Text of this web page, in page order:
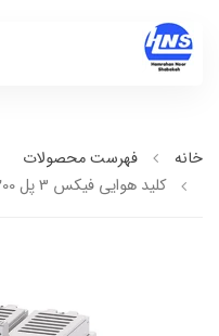
خانه
فهرست محصولات
کلید هوایی فیکس 3 پل 3200 آمپر SIEMENS قدرت قطع 50KA